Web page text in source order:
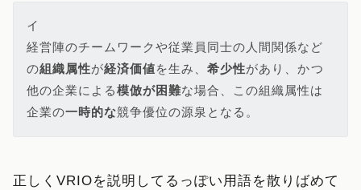
イ
経営陣のチームワークや従業員同士の人間関係など
の組織属性が経済価値を生み、希少性があり、かつ
他の企業による模倣が困難な場合、この組織属性は
企業の一時的な競争優位の源泉となる。
正しくVRIOを説明してるっぽい用語を散りばめて